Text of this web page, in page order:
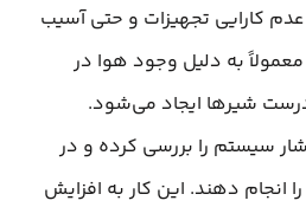
کارایی تجهیزات و حتی آسیب
به دلیل وجود هوا در
شیرها ایجاد می‌شود.
سیستم را بررسی کرده و در
انجام دهند. این کار به افزایش